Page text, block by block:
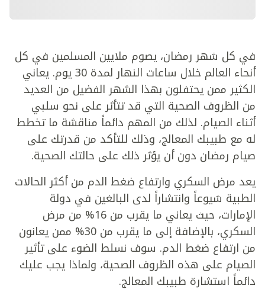
في كل شهر رمضان، يصوم ملايين المسلمين في كل
أنحاء العالم خلال ساعات النهار لمدة 30 يوم. يعاني
الكثير ممن يحتفلون بهذا الشهر الفضيل من العديد
من الظروف الصحية التي قد تتأثر على نحو سلبي
أثناء الصيام. لذلك من المهم دائماً مناقشة ما تخطط
له مع طبيبك المعالج، وذلك للتأكد من قدرتك على
صيام رمضان دون أن يؤثر ذلك على حالتك الصحية.
يعد مرض السكري وارتفاع ضغط الدم من أكثر الحالات
الطبية شيوعاً وانتشاراً لدى البالغين في دولة
الإمارات، حيث يعاني ما يقرب من 16% من مرض
السكري، بالإضافة إلى ما يقرب من 30% ممن يعانون
من ارتفاع ضغط الدم. سوف نسلط الضوء على تأثير
الصيام على هذه الظروف الصحية، ولماذا يجب عليك
دائماً استشارة طبيبك المعالج.